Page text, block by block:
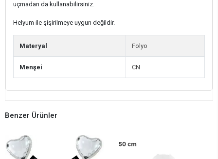
uçmadan da kullanabilirsiniz.
Helyum ile şişirilmeye uygun değildir.
Materyal Folyo
Menşei CN
Benzer Ürünler